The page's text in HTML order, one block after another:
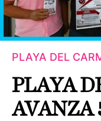
PLAYA DEL
PLAYA
AVANZA